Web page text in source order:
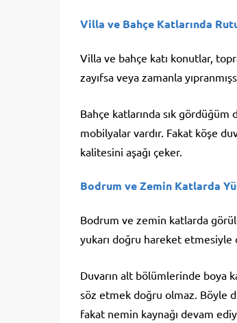
Villa ve Bahçe Katlarında
Villa ve bahçe katı konutlar,
zayıfsa veya zamanla
Bahçe katlarında sık
mobilyalar vardır. Fakat köşe
kalitesini aşağı çeker.
Bodrum ve Zemin Katlarda
Bodrum ve zemin katlarda
yukarı doğru hareket etmesiyle
Duvarın alt bölümlerinde boya
söz etmek doğru olmaz. Böyle
fakat nemin kaynağı devam